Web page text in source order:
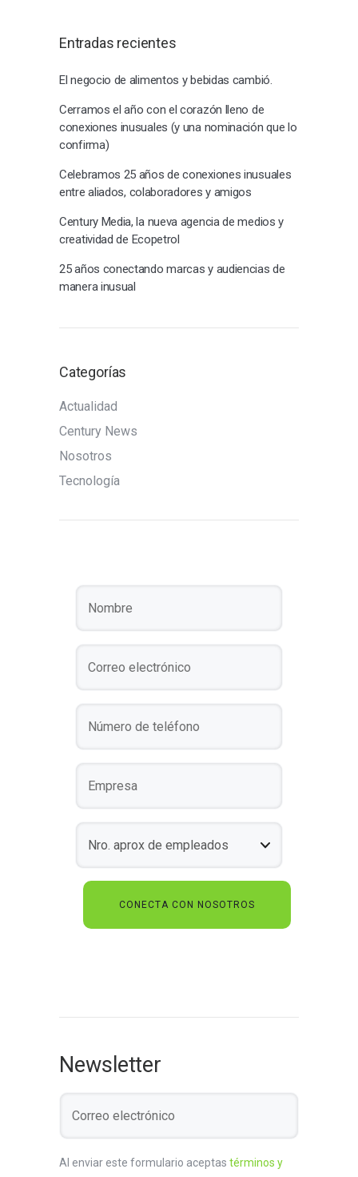
Entradas recientes
El negocio de alimentos y bebidas cambió.
Cerramos el año con el corazón lleno de
conexiones inusuales (y una nominación que lo
confirma)
Celebramos 25 años de conexiones inusuales
entre aliados, colaboradores y amigos
Century Media, la nueva agencia de medios y
creatividad de Ecopetrol
25 años conectando marcas y audiencias de
manera inusual
Categorías
Actualidad
Century News
Nosotros
Tecnología
Newsletter
Al enviar este formulario aceptas términos y